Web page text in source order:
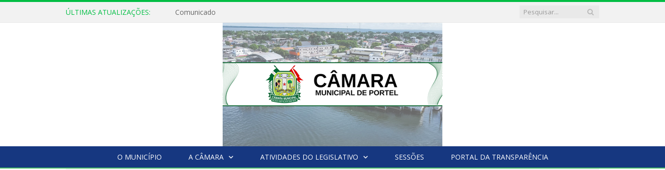
ÚLTIMAS ATUALIZAÇÕES: Comunicado
O MUNICÍPIO A CÂMARA ATIVIDADES DO LEGISLATIVO SESSÕES PORTAL DA TRANSPARÊNCIA